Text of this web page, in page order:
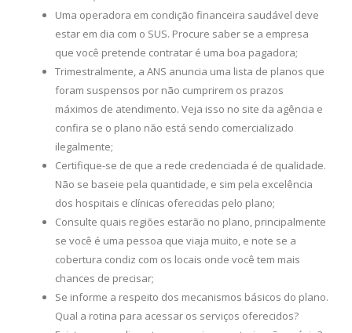
Uma operadora em condição financeira saudável deve
estar em dia com o SUS. Procure saber se a empresa
que você pretende contratar é uma boa pagadora;
Trimestralmente, a ANS anuncia uma lista de planos que
foram suspensos por não cumprirem os prazos
máximos de atendimento. Veja isso no site da agência e
confira se o plano não está sendo comercializado
ilegalmente;
Certifique-se de que a rede credenciada é de qualidade.
Não se baseie pela quantidade, e sim pela excelência
dos hospitais e clínicas oferecidas pelo plano;
Consulte quais regiões estarão no plano, principalmente
se você é uma pessoa que viaja muito, e note se a
cobertura condiz com os locais onde você tem mais
chances de precisar;
Se informe a respeito dos mecanismos básicos do plano.
Qual a rotina para acessar os serviços oferecidos?